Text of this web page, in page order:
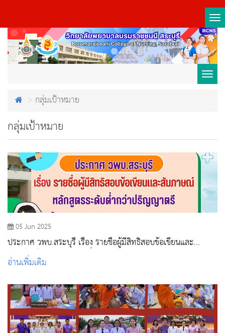
กลุ่มเป้าหมาย
กลุ่มเป้าหมาย
05 Jun 2025
ประกาศ วพบ.สระบุรี เรื่อง รายชื่อผู้มีสิทธิสอบข้อเขียนและ
สัมภาษณ์ หลักสูตรระดับต่ำกว่าปริญญาตรี สถาบันพระบรมราช
ชนก กระทรวงสาธารณสุข ปีการศึกษา 2568 รอบที่ 4
อ่านเพิ่มเติม